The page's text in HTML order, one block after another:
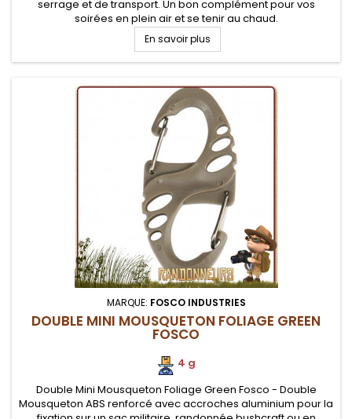
serrage et de transport. Un bon complément pour vos
soirées en plein air et se tenir au chaud.
En savoir plus
MARQUE: FOSCO INDUSTRIES
DOUBLE MINI MOUSQUETON FOLIAGE GREEN
FOSCO
4 g
Double Mini Mousqueton Foliage Green Fosco - Double
Mousqueton ABS renforcé avec accroches aluminium pour la